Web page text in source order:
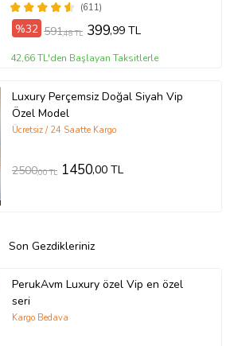
(611)
%32 591,48 TL 399,99 TL
42,66 TL'den Başlayan Taksitlerle
Luxury Perçemsiz Doğal Siyah Vip
Özel Model
Ücretsiz / 24 Saatte Kargo
2500,00 TL 1450,00 TL
Son Gezdikleriniz
PerukAvm Luxury özel Vip en özel
seri
Kargo Bedava